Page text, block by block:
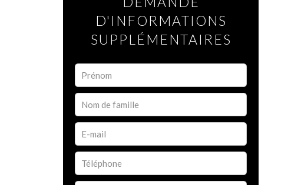
D'INFORMATIONS
SUPPLÉMENTAIRES